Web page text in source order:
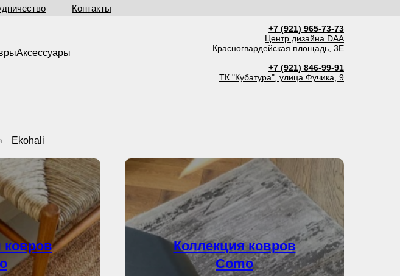
Контакты
Аксессуары
+7 (921) 965-73-73
Центр дизайна DAA
Красногвардейская площадь, 3Е
+7 (921) 846-99-91
ТК "Кубатура", улица Фучика, 9
Ekohali
ковров
Коллекция ковров
Como